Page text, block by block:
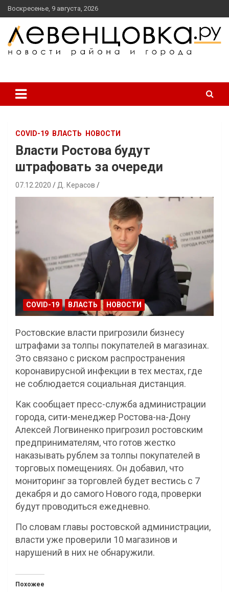
перейти
к
содержанию
Воскресенье, 9 августа, 2026
COVID-19 ВЛАСТЬ НОВОСТИ
Власти Ростова будут
штрафовать за очереди
07.12.2020 Д. Керасов
COVID-19 ВЛАСТЬ НОВОСТИ
Ростовские власти пригрозили бизнесу
штрафами за толпы покупателей в магазинах.
Это связано с риском распространения
коронавирусной инфекции в тех местах, где
не соблюдается социальная дистанция.
Как сообщает пресс-служба администрации
города, сити-менеджер Ростова-на-Дону
Алексей Логвиненко пригрозил ростовским
предпринимателям, что готов жестко
наказывать рублем за толпы покупателей в
торговых помещениях. Он добавил, что
мониторинг за торговлей будет вестись с 7
декабря и до самого Нового года, проверки
будут проводиться ежедневно.
По словам главы ростовской администрации,
власти уже проверили 10 магазинов и
нарушений в них не обнаружили.
Похожее